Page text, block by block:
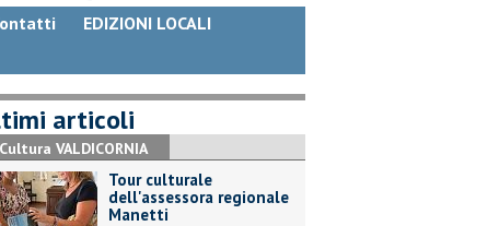
EDIZIONI LOCALI
articoli
Cultura VALDICORNIA
Tour culturale
dell'assessora regionale
Manetti